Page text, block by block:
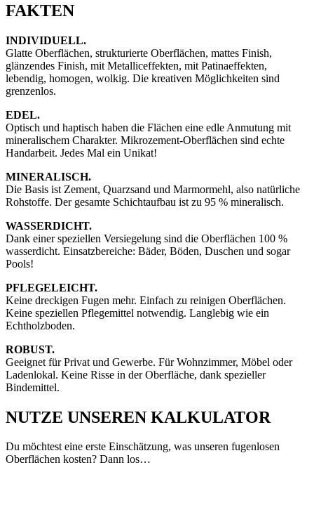
FAKTEN
INDIVIDUELL.
Glatte Oberflächen, strukturierte Oberflächen, mattes Finish,
glänzendes Finish, mit Metalliceffekten, mit Patinaeffekten,
lebendig, homogen, wolkig. Die kreativen Möglichkeiten sind
grenzenlos.
EDEL.
Optisch und haptisch haben die Flächen eine edle Anmutung mit
mineralischem Charakter. Mikrozement-Oberflächen sind echte
Handarbeit. Jedes Mal ein Unikat!
MINERALISCH.
Die Basis ist Zement, Quarzsand und Marmormehl, also natürliche
Rohstoffe. Der gesamte Schichtaufbau ist zu 95 % mineralisch.
WASSERDICHT.
Dank einer speziellen Versiegelung sind die Oberflächen 100 %
wasserdicht. Einsatzbereiche: Bäder, Böden, Duschen und sogar
Pools!
PFLEGELEICHT.
Keine dreckigen Fugen mehr. Einfach zu reinigen Oberflächen.
Keine speziellen Pflegemittel notwendig. Langlebig wie ein
Echtholzboden.
ROBUST.
Geeignet für Privat und Gewerbe. Für Wohnzimmer, Möbel oder
Ladenlokal. Keine Risse in der Oberfläche, dank spezieller
Bindemittel.
NUTZE UNSEREN KALKULATOR
Du möchtest eine erste Einschätzung, was unseren fugenlosen
Oberflächen kosten? Dann los…